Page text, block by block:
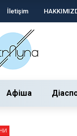
İletişim
Афіша